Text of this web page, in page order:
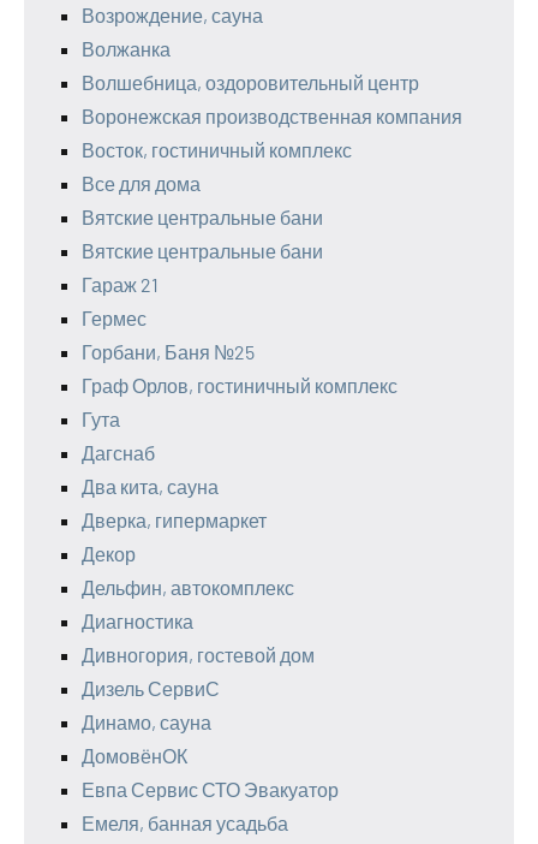
Возрождение, сауна
Волжанка
Волшебница, оздоровительный центр
Воронежская производственная компания
Восток, гостиничный комплекс
Все для дома
Вятские центральные бани
Вятские центральные бани
Гараж 21
Гермес
Горбани, Баня №25
Граф Орлов, гостиничный комплекс
Гута
Дагснаб
Два кита, сауна
Дверка, гипермаркет
Декор
Дельфин, автокомплекс
Диагностика
Дивногория, гостевой дом
Дизель СервиС
Динамо, сауна
ДомовёнОК
Евпа Сервис СТО Эвакуатор
Емеля, банная усадьба